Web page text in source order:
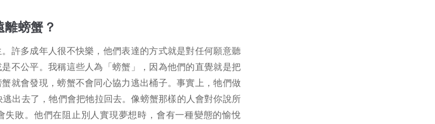
螃蟹？
許多成年人很不快樂，他們表達的方式就是對任何願意聽
不公平。我稱這些人為「螃蟹」，因為他們的直覺就是把
就會發現，螃蟹不會同心協力逃出桶子。事實上，牠們做
去了，牠們會把牠拉回去。像螃蟹那樣的人會對你說所
失敗。他們在阻止別人實現夢想時，會有一種變態的愉悅